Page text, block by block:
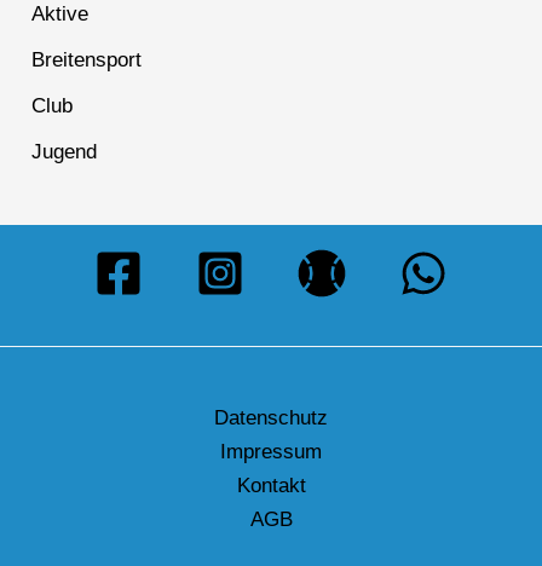
Aktive
Breitensport
Club
Jugend
Datenschutz
Impressum
Kontakt
AGB